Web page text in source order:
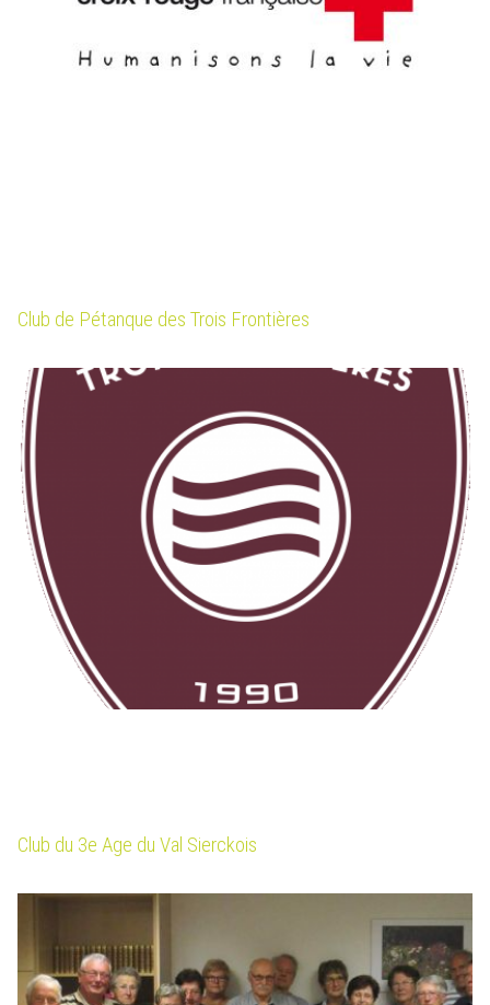
Club de Pétanque des Trois Frontières
Club du 3e Age du Val Sierckois